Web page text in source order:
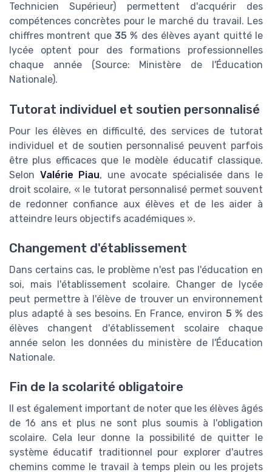
Technicien Supérieur) permettent d'acquérir des
compétences concrètes pour le marché du travail. Les
chiffres montrent que 35 % des élèves ayant quitté le
lycée optent pour des formations professionnelles
chaque année (Source: Ministère de l'Éducation
Nationale).
Tutorat individuel et soutien personnalisé
Pour les élèves en difficulté, des services de tutorat
individuel et de soutien personnalisé peuvent parfois
être plus efficaces que le modèle éducatif classique.
Selon Valérie Piau, une avocate spécialisée dans le
droit scolaire, « le tutorat personnalisé permet souvent
de redonner confiance aux élèves et de les aider à
atteindre leurs objectifs académiques ».
Changement d'établissement
Dans certains cas, le problème n'est pas l'éducation en
soi, mais l'établissement scolaire. Changer de lycée
peut permettre à l'élève de trouver un environnement
plus adapté à ses besoins. En France, environ 5 % des
élèves changent d'établissement scolaire chaque
année selon les données du ministère de l'Éducation
Nationale.
Fin de la scolarité obligatoire
Il est également important de noter que les élèves âgés
de 16 ans et plus ne sont plus soumis à l'obligation
scolaire. Cela leur donne la possibilité de quitter le
système éducatif traditionnel pour explorer d'autres
chemins comme le travail à temps plein ou les projets